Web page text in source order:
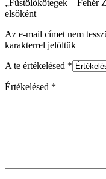
„Füstölőkötegek – Fehér
elsőként
Az e-mail címet nem
karakterrel jelöltük
A te értékelésed *
Értékelésed *